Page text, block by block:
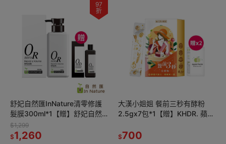
97
折
舒妃自然匯InNature清零修護
髮膜300ml*1【贈】舒妃自然
匯InNature清零屑抗屑洗髮精
250ml*1
$1,299
$1,260
大漢小姐姐 餐前三秒有酵粉
2.5gx7包*1【贈】KHDR. 蘋果
$700